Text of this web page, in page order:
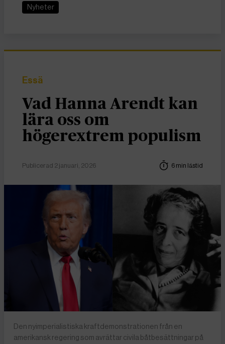
Nyheter
Essä
Vad Hanna Arendt kan
lära oss om
högerextrem populism
Publicerad 2 januari, 2026 6 min lästid
Den nyimperialistiska kraftdemonstrationen från en
amerikansk regering som avrättar civila båtbesättningar på